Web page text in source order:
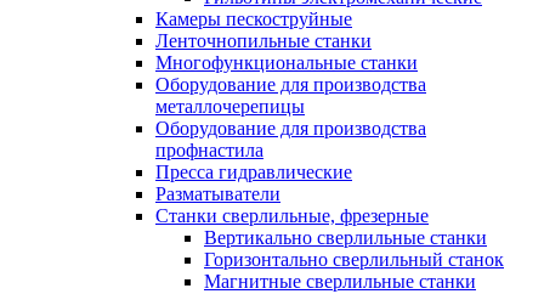
Камеры пескоструйные
Ленточнопильные станки
Многофункциональные станки
Оборудование для производства
металлочерепицы
Оборудование для производства
профнастила
Пресса гидравлические
Разматыватели
Станки сверлильные, фрезерные
Вертикально сверлильные станки
Горизонтально сверлильный станок
Магнитные сверлильные станки